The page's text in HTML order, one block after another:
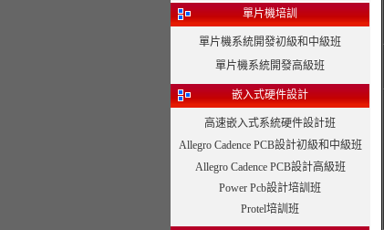
單片機培訓
單片機系統開發初級和中級班
單片機系統開發高級班
嵌入式硬件設計
高速嵌入式系統硬件設計班
Allegro Cadence PCB設計初級和中級班
Allegro Cadence PCB設計高級班
Power Pcb設計培訓班
Protel培訓班